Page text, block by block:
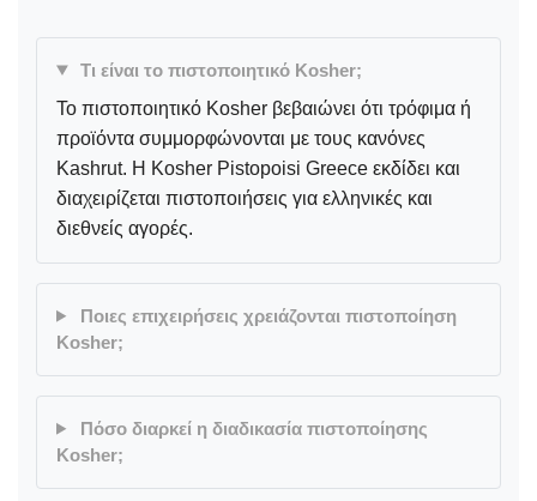
Τι είναι το πιστοποιητικό Kosher;
Το πιστοποιητικό Kosher βεβαιώνει ότι τρόφιμα ή
προϊόντα συμμορφώνονται με τους κανόνες
Kashrut. Η Kosher Pistopoisi Greece εκδίδει και
διαχειρίζεται πιστοποιήσεις για ελληνικές και
διεθνείς αγορές.
Ποιες επιχειρήσεις χρειάζονται πιστοποίηση
Kosher;
Πόσο διαρκεί η διαδικασία πιστοποίησης
Kosher;